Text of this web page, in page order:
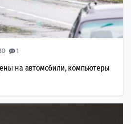
1
на автомобили, компьютеры